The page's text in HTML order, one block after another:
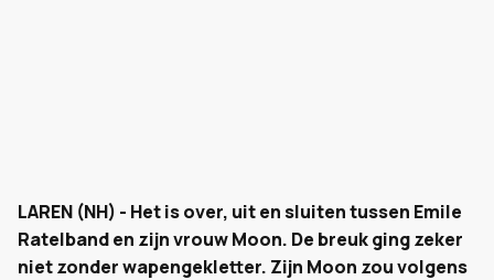
LAREN (NH) - Het is over, uit en sluiten tussen Emile
Ratelband en zijn vrouw Moon. De breuk ging zeker
niet zonder wapengekletter. Zijn Moon zou volgens